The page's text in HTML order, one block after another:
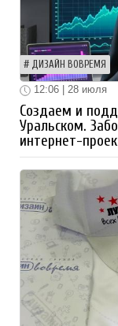
ДИЗАЙН ВОВРЕМЯ
12:06 | 28 июля
Создаем и
Уральском.
интернет-